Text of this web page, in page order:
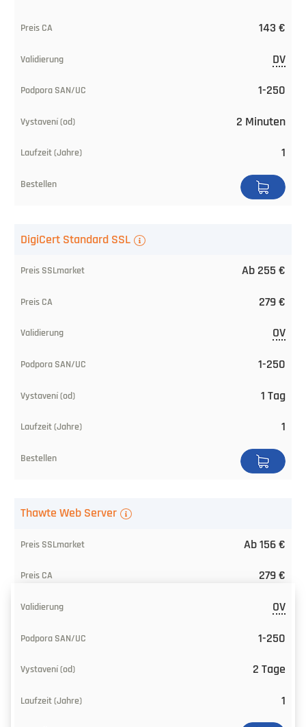
143 €
DV
1-250
2 Minuten
1
DigiCert Standard SSL
Ab 255 €
279 €
OV
1-250
1 Tag
1
Thawte Web Server
Ab 156 €
279 €
OV
1-250
2 Tage
1